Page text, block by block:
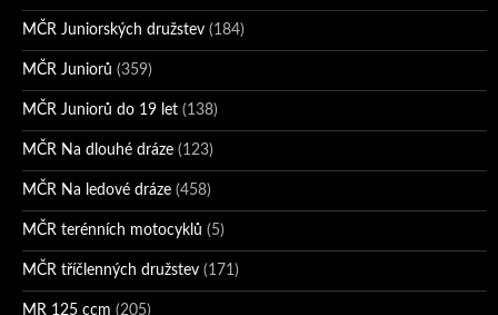
MČR Juniorských družstev (184)
MČR Juniorů (359)
MČR Juniorů do 19 let (138)
MČR Na dlouhé dráze (123)
MČR Na ledové dráze (458)
MČR terénních motocyklů (5)
MČR tříčlenných družstev (171)
MR 125 ccm (205)